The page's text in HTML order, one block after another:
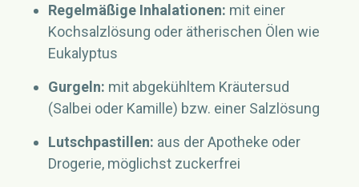
Regelmäßige Inhalationen: mit einer
Kochsalzlösung oder ätherischen Ölen wie
Eukalyptus
Gurgeln: mit abgekühltem Kräutersud
(Salbei oder Kamille) bzw. einer Salzlösung
Lutschpastillen: aus der Apotheke oder
Drogerie, möglichst zuckerfrei